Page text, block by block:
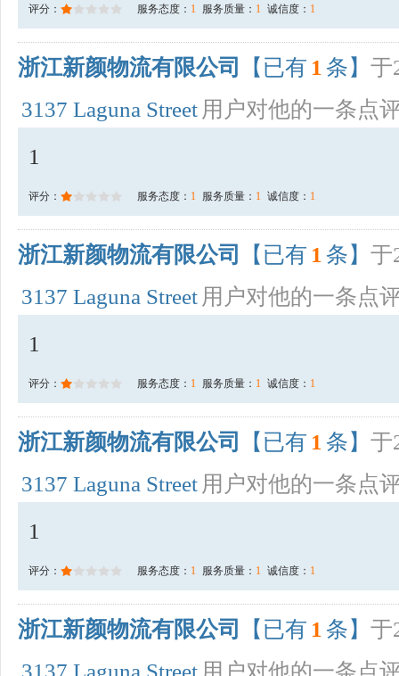
评分： 服务态度： 1 服务质量： 1 诚信度： 1
浙江新颜物流有限公司 【已有 1 条】 于
3137 Laguna Street 用户对他的一条点
1
评分： 服务态度： 1 服务质量： 1 诚信度： 1
浙江新颜物流有限公司 【已有 1 条】 于
3137 Laguna Street 用户对他的一条点
1
评分： 服务态度： 1 服务质量： 1 诚信度： 1
浙江新颜物流有限公司 【已有 1 条】 于
3137 Laguna Street 用户对他的一条点
1
评分： 服务态度： 1 服务质量： 1 诚信度： 1
浙江新颜物流有限公司 【已有 1 条】 于
3137 Laguna Street 用户对他的一条点